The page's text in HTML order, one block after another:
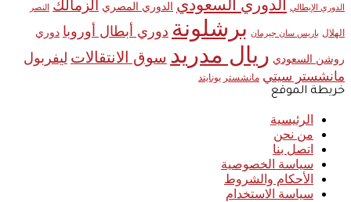
الدوري الإيطالي الدوري السعودي الدوري المصري الزمالك النصر
الهلال باريس سان جيرمان برشلونة دوري أبطال أوروبا دوري
روشن السعودي ريال مدريد سوق الانتقالات ليفربول
مانشستر سيتي مانشستر يونايتد
خريطة الموقع
الرئيسية
من نحن
اتصل بنا
سياسة الخصوصية
الأحكام والشروط
سياسة الاستخدام